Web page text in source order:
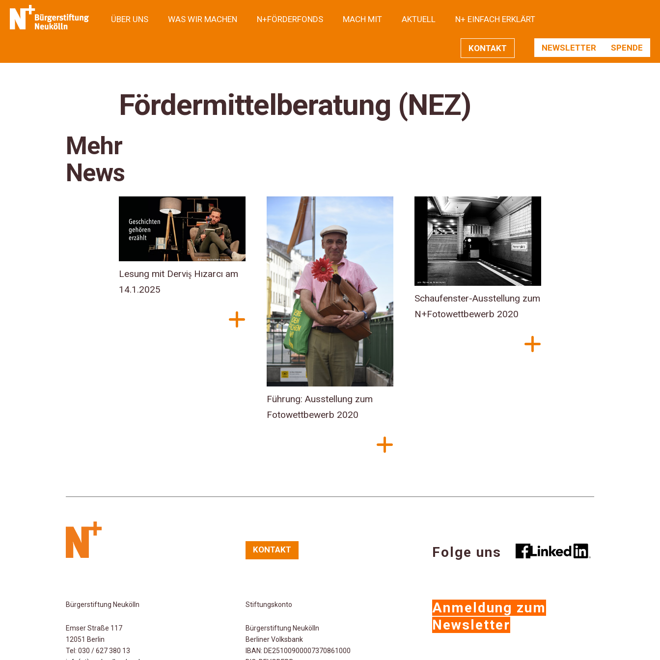
ÜBER UNS WAS WIR MACHEN N+FÖRDERFONDS MACH MIT AKTUELL N+ EINFACH ERKLÄRT
KONTAKT NEWSLETTER SPENDE
Fördermittelberatung (NEZ)
Mehr
News
Lesung mit Derviş Hızarcı am
14.1.2025
Führung: Ausstellung zum
Fotowettbewerb 2020
Schaufenster-Ausstellung zum
N+Fotowettbewerb 2020
KONTAKT Folge uns
Bürgerstiftung Neukölln
Emser Straße 117
12051 Berlin
Tel: 030 / 627 380 13
Stiftungskonto
Bürgerstiftung Neukölln
Berliner Volksbank
IBAN: DE25100900007370861000
Anmeldung zum
Newsletter